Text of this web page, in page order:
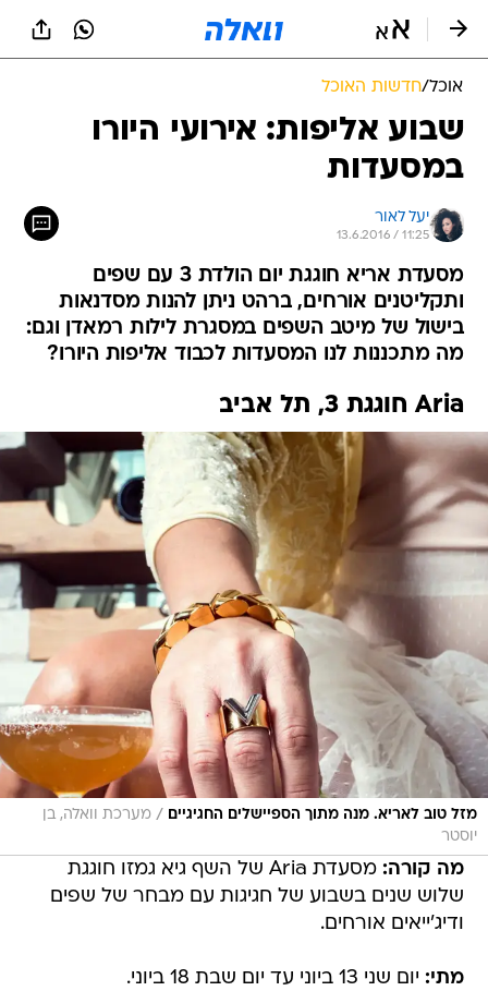
אוכל/חדשות האוכל
שבוע אליפות: אירועי היורו
במסעדות
יעל לאור
13.6.2016 / 11:25
מסעדת אריא חוגגת יום הולדת 3 עם שפים
ותקליטנים אורחים, ברהט ניתן להנות מסדנאות
בישול של מיטב השפים במסגרת לילות רמאדן וגם:
מה מתכננות לנו המסעדות לכבוד אליפות היורו?
Aria חוגגת 3, תל אביב
מזל טוב לאריא. מנה מתוך הספיישלים החגיגיים / מערכת וואלה, בן
יוסטר
מה קורה:
מסעדת Aria של השף גיא גמזו חוגגת
שלוש שנים בשבוע של חגיגות עם מבחר של שפים
ודיג'ייאים אורחים.
מתי: יום שני 13 ביוני עד יום שבת 18 ביוני.